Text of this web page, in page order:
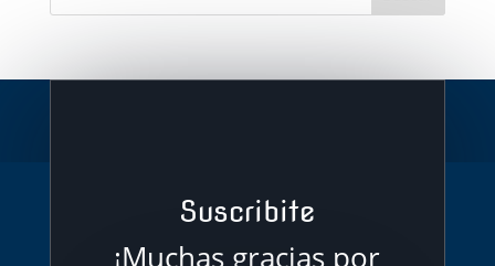
Suscribite
¡Muchas gracias por